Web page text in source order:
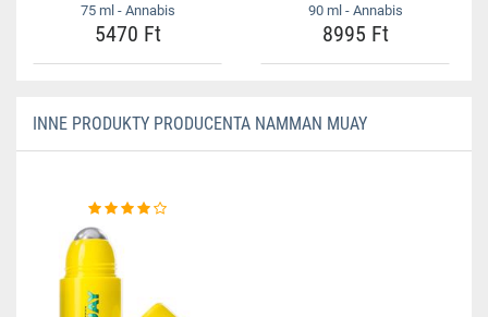
75 ml - Annabis
5470 Ft
90 ml - Annabis
8995 Ft
INNE PRODUKTY PRODUCENTA NAMMAN MUAY